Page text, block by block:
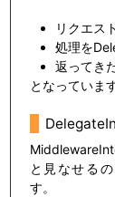
リクエス
処理を
返ってき
となっています
と見なせる
す。